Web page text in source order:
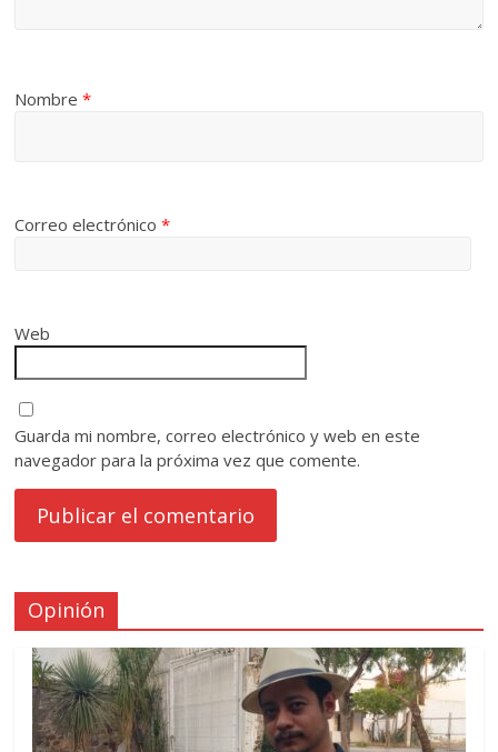
Nombre*
Correo electrónico*
Web
Guarda mi nombre, correo electrónico y web en este
navegador para la próxima vez que comente.
Opinión